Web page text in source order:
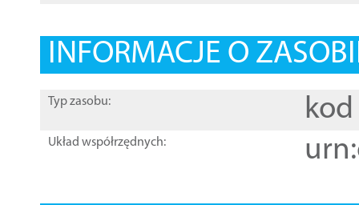
INFORMACJE O
Typ zasobu: kod
Układ współrzędnych: